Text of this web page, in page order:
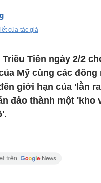
của tác giả
Tiên ngày 2/2
Mỹ cùng các đồng
giới hạn của 'lằn
đảo thành một 'kho